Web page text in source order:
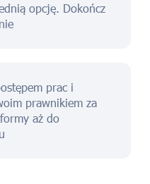
opcję. Dokończ
prac i
prawnikiem za
aż do